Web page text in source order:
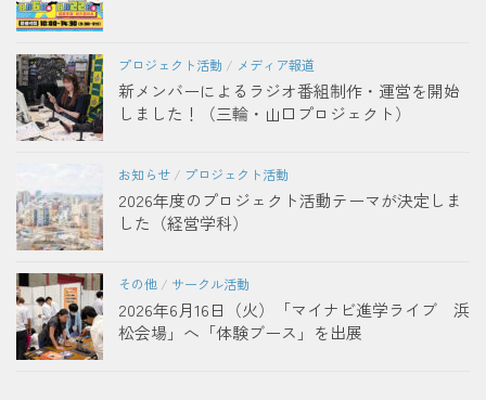
プロジェクト活動 / メディア報道
新メンバーによるラジオ番組制作・運営を開始
しました！（三輪・山口プロジェクト）
お知らせ / プロジェクト活動
2026年度のプロジェクト活動テーマが決定しま
した（経営学科）
その他 / サークル活動
2026年6月16日（火）「マイナビ進学ライブ 浜
松会場」へ「体験ブース」を出展